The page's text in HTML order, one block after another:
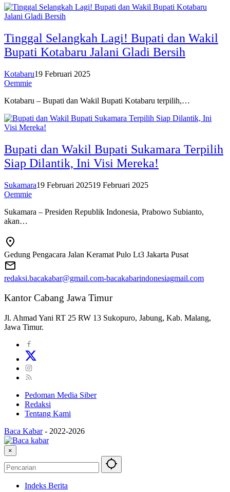
Tinggal Selangkah Lagi! Bupati dan Wakil
Bupati Kotabaru Jalani Gladi Bersih
Kotabaru19 Februari 2025
Oemmie
Kotabaru – Bupati dan Wakil Bupati Kotabaru terpilih,…
Bupati dan Wakil Bupati Sukamara Terpilih
Siap Dilantik, Ini Visi Mereka!
Sukamara19 Februari 202519 Februari 2025
Oemmie
Sukamara – Presiden Republik Indonesia, Prabowo Subianto,
akan…
Gedung Pengacara Jalan Keramat Pulo Lt3 Jakarta Pusat
redaksi.bacakabar@gmail.com-bacakabarindonesiagmail.com
Kantor Cabang Jawa Timur
Jl. Ahmad Yani RT 25 RW 13 Sukopuro, Jabung, Kab. Malang,
Jawa Timur.
Pedoman Media Siber
Redaksi
Tentang Kami
Baca Kabar - 2022-2026
×
Indeks Berita